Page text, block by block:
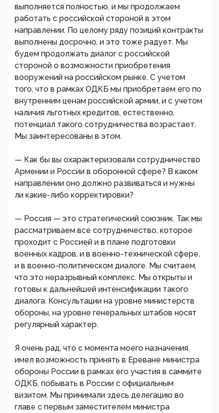
выполняется полностью, и мы продолжаем
работать с российской стороной в этом
направлении. По целому ряду позиций контракты
выполнены досрочно, и это тоже радует. Мы
будем продолжать диалог с российской
стороной о возможности приобретения
вооружений на российском рынке. С учетом
того, что в рамках ОДКБ мы приобретаем его по
внутренним ценам российской армии, и с учетом
наличия льготных кредитов, естественно,
потенциал такого сотрудничества возрастает.
Мы заинтересованы в этом.
— Как бы вы охарактеризовали сотрудничество
Армении и России в оборонной сфере? В каком
направлении оно должно развиваться и нужны
ли какие-либо корректировки?
— Россия — это стратегический союзник. Так мы
рассматриваем все сотрудничество, которое
проходит с Россией и в плане подготовки
военных кадров, и в военно-технической сфере,
и в военно-политическом диалоге. Мы считаем,
что это неразрывный комплекс. Мы открыты и
готовы к дальнейшей интенсификации такого
диалога. Консультации на уровне министерств
обороны, на уровне генеральных штабов носят
регулярный характер.
Я очень рад, что с момента моего назначения
имел возможность принять в Ереване министра
обороны России в рамках его участия в саммите
ОДКБ, побывать в России с официальным
визитом. Мы принимали здесь делегацию во
главе с первым заместителем министра